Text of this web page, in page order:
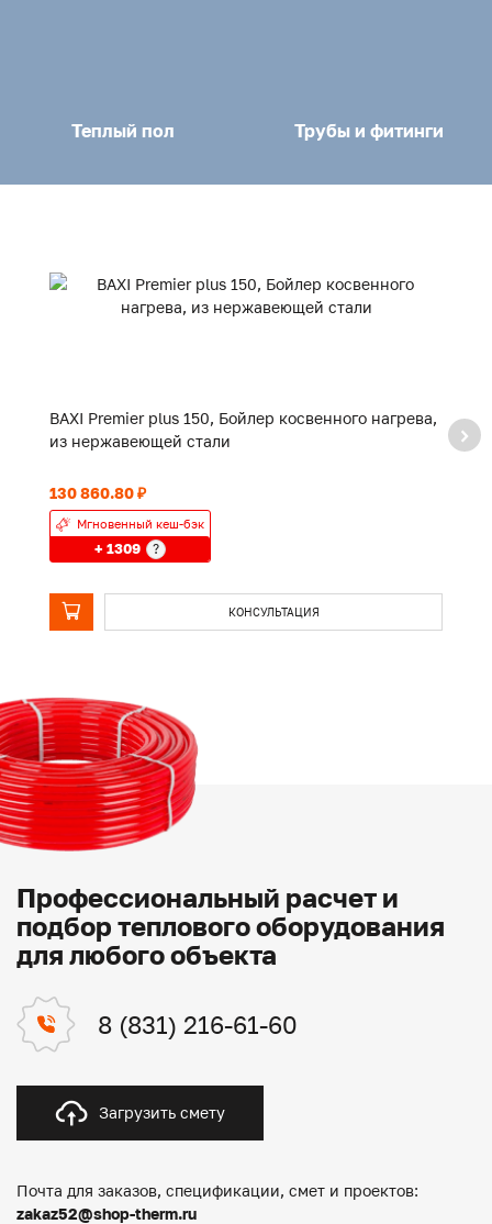
Теплый пол Трубы и фитинги
BAXI Premier plus 150, Бойлер косвенного нагрева,
из нержавеющей стали
130 860.80 ₽
Мгновенный кеш-бэк
+ 1309 ?
КОНСУЛЬТАЦИЯ
Профессиональный расчет и
подбор теплового оборудования
для любого объекта
8 (831) 216-61-60
Загрузить смету
Почта для заказов, спецификации, смет и проектов:
zakaz52@shop-therm.ru